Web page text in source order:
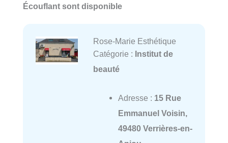
Écouflant sont disponible
Rose-Marie Esthétique
Catégorie : Institut de
beauté
Adresse : 15 Rue
Emmanuel Voisin,
49480 Verrières-en-